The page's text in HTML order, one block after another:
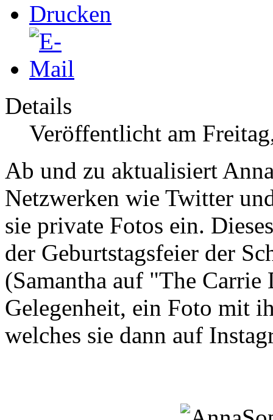
Details
Veröffentlicht am
Ab und zu aktualisiert
Netzwerken wie Twitter
sie private Fotos ein.
der Geburtstagsfeier der
(Samantha auf "The Carrie
Gelegenheit, ein Foto mit
welches sie dann auf